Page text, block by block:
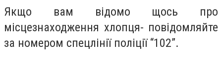
Якщо вам відомо щось про
місцезнаходження хлопця- повідомляйте
за номером спецлінії поліції “102”.